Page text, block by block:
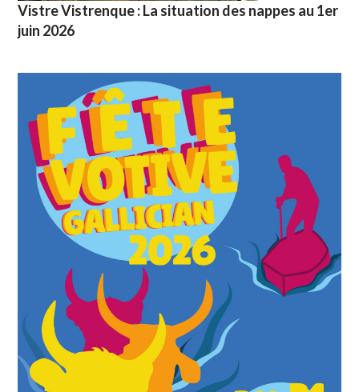
Vistre Vistrenque : La situation des nappes au 1er
juin 2026